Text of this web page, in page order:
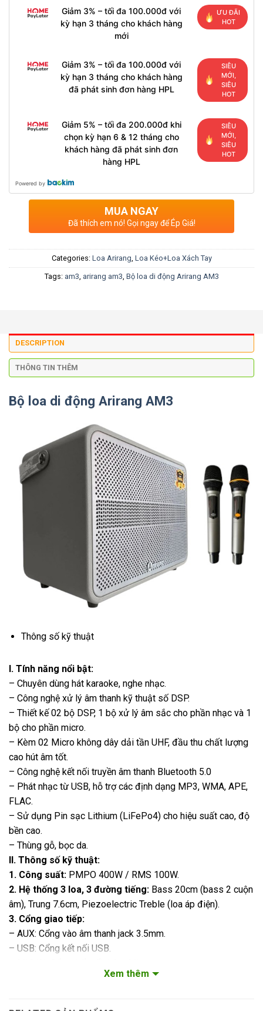
Giảm 3% – tối đa 100.000đ với
kỳ hạn 3 tháng cho khách hàng
mới
ƯU ĐÃI
HOT
Giảm 3% – tối đa 100.000đ với
kỳ hạn 3 tháng cho khách hàng
đã phát sinh đơn hàng HPL
SIÊU
MỚI,
SIÊU
HOT
Giảm 5% – tối đa 200.000đ khi
chọn kỳ hạn 6 & 12 tháng cho
khách hàng đã phát sinh đơn
hàng HPL
SIÊU
MỚI,
SIÊU
HOT
Powered by
MUA NGAY
Đã thích em nó! Gọi ngay để Ép Giá!
Categories: Loa Arirang Loa Kéo+Loa Xách Tay
Tags: am3 arirang am3 Bộ loa di động Arirang AM3
DESCRIPTION
THÔNG TIN THÊM
Bộ loa di động Arirang AM3
Thông số kỹ thuật
I. Tính năng nổi bật:
– Chuyên dùng hát karaoke, nghe nhạc.
– Công nghệ xử lý âm thanh kỹ thuật số DSP.
– Thiết kế 02 bộ DSP, 1 bộ xử lý âm sắc cho phần nhạc và 1
bộ cho phần micro.
– Kèm 02 Micro không dây dải tần UHF, đầu thu chất lượng
cao hút âm tốt.
– Công nghệ kết nối truyền âm thanh Bluetooth 5.0
– Phát nhạc từ USB, hỗ trợ các định dạng MP3, WMA, APE,
FLAC.
– Sử dụng Pin sạc Lithium (LiFePo4) cho hiệu suất cao, độ
bền cao.
– Thùng gỗ, bọc da.
II. Thông số kỹ thuật:
1. Công suất: PMPO 400W / RMS 100W.
2. Hệ thống 3 loa, 3 đường tiếng: Bass 20cm (bass 2 cuộn
âm), Trung 7.6cm, Piezoelectric Treble (loa áp điện).
3. Cổng giao tiếp:
– AUX: Cổng vào âm thanh jack 3.5mm.
– USB: Cổng kết nối USB.
Bộ sạc ( Adaptor).
15V DC, 4Ah.
Xem thêm